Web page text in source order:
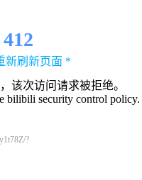
新刷新页面 *
该次访问请求被拒绝。
bilibili security control policy.
?